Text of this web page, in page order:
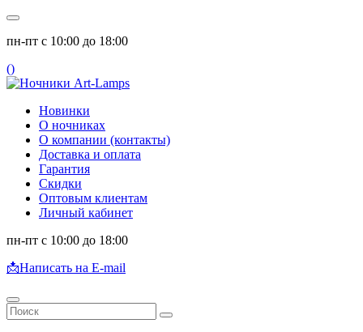
пн-пт с 10:00 до 18:00
()
Новинки
О ночниках
О компании (контакты)
Доставка и оплата
Гарантия
Скидки
Оптовым клиентам
Личный кабинет
пн-пт с 10:00 до 18:00
📩Написать на E-mail